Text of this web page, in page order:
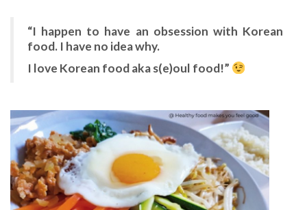
“I happen to have an obsession with Korean
food. I have no idea why.
I love Korean food aka s(e)oul food!”